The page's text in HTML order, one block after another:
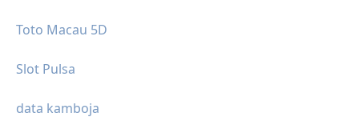
Toto Macau 5D
Slot Pulsa
data kamboja